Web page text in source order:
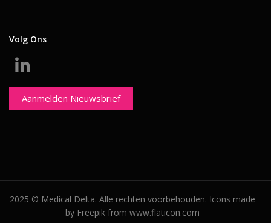
Volg Ons
Aanmelden Nieuwsbrief
2025 © Medical Delta. Alle rechten voorbehouden. Icons made
by Freepik from www.flaticon.com